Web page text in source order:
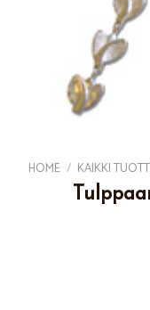
HOME / KAIKKI